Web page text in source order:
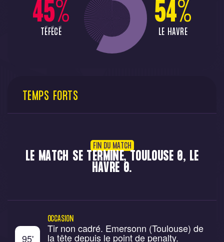
45%
TÉFÉCÉ
54%
LE HAVRE
TEMPS FORTS
FIN DU MATCH
LE MATCH SE TERMINE, TOULOUSE 0, LE
HAVRE 0.
95'
OCCASION
Tir non cadré. Emersonn (Toulouse) de
la tête depuis le point de penalty.